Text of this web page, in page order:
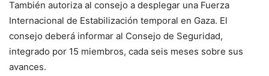
También autoriza al consejo a desplegar una Fuerza
Internacional de Estabilización temporal en Gaza. El
consejo deberá informar al Consejo de Seguridad,
integrado por 15 miembros, cada seis meses sobre sus
avances.